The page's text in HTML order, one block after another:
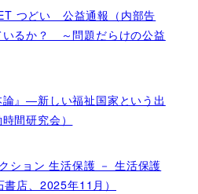
つどい 公益通報（内部告
いるか？ ～問題だらけの公益
論』―新しい福祉国家という出
間研究会）
ション 生活保護 － 生活保護
店、2025年11月）